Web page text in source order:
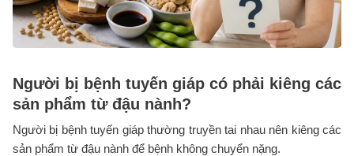
Người bị bệnh tuyến giáp có phải kiêng các
sản phẩm từ đậu nành?
Người bị bệnh tuyến giáp thường truyền tai nhau nên kiêng các
sản phẩm từ đậu nành để bệnh không chuyển nặng.